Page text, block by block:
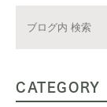
CATEGORY